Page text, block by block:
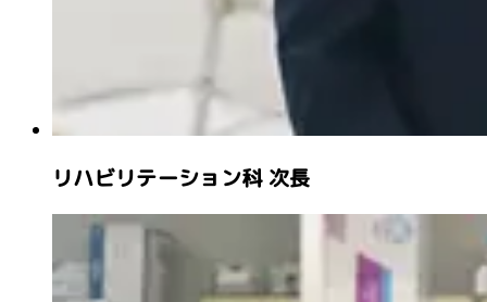
リハビリテーション科 次長